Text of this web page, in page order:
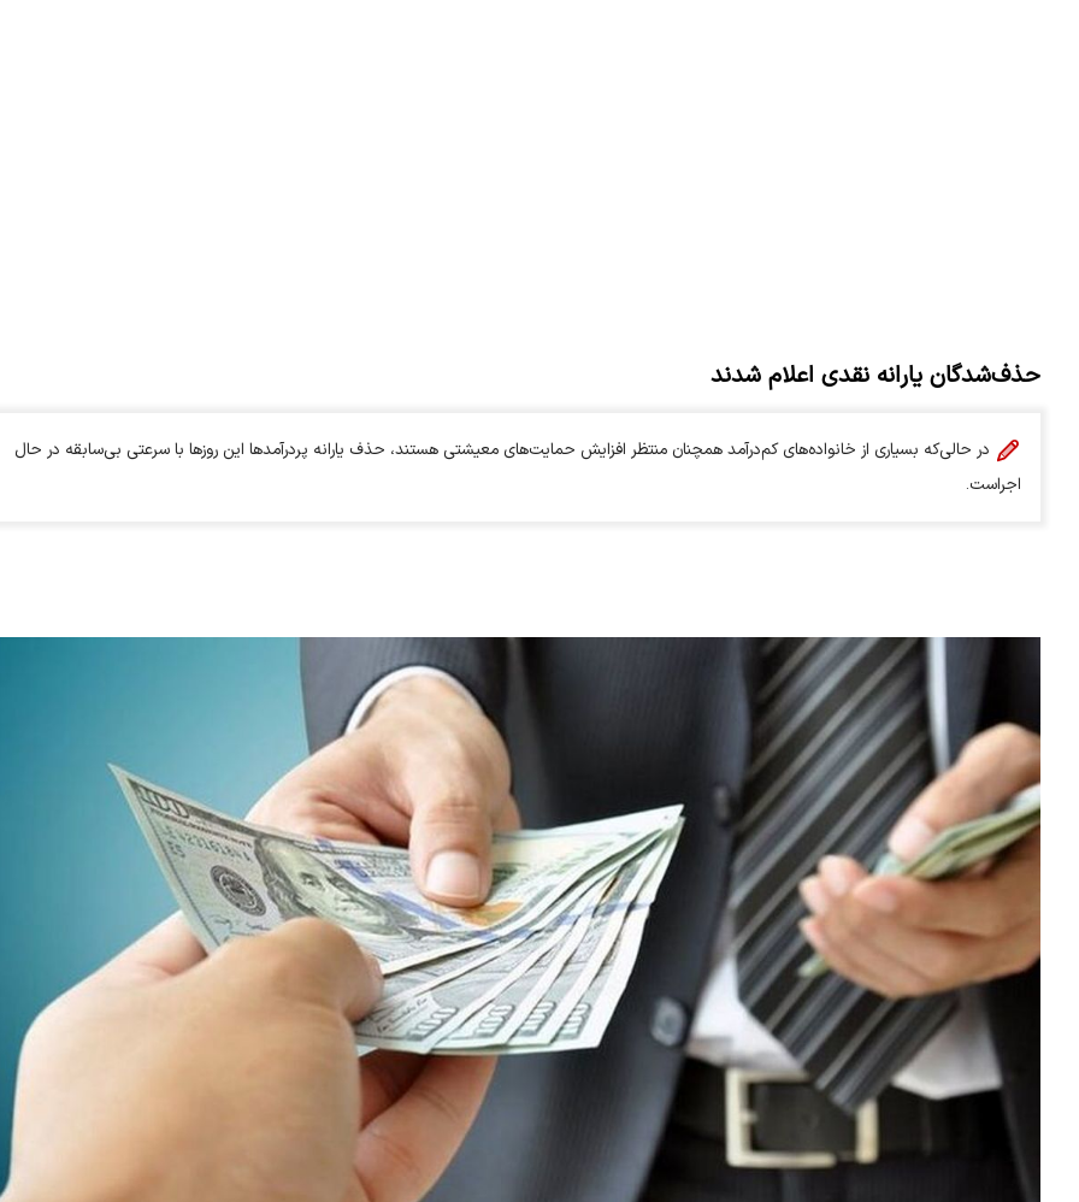
حذف‌شدگان یارانه نقدی اعلام شدند
در حالی‌که بسیاری از خانواده‌های کم‌درآمد همچنان منتظر افزایش حمایت‌های معیشتی هستند، حذف یارانه پردرآمدها این روزها با سرعتی بی‌سابقه در حال
اجراست.